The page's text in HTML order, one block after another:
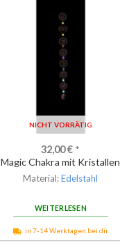
NICHT VORRÄTIG
32,00€ *
Magic Chakra mit Kristallen
Material:Edelstahl
WEITERLESEN
in 7-14 Werktagen bei dir